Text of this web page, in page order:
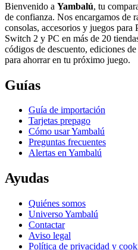
Bienvenido a Yambalú, tu
de confianza. Nos encargamos de
consolas, accesorios y juegos
Switch 2 y PC en más de 20
códigos de descuento, ediciones
para ahorrar en tu próximo juego.
Guías
Guía de importación
Tarjetas prepago
Cómo usar Yambalú
Preguntas frecuentes
Alertas en Yambalú
Ayudas
Quiénes somos
Universo Yambalú
Contactar
Aviso legal
Política de privacidad y